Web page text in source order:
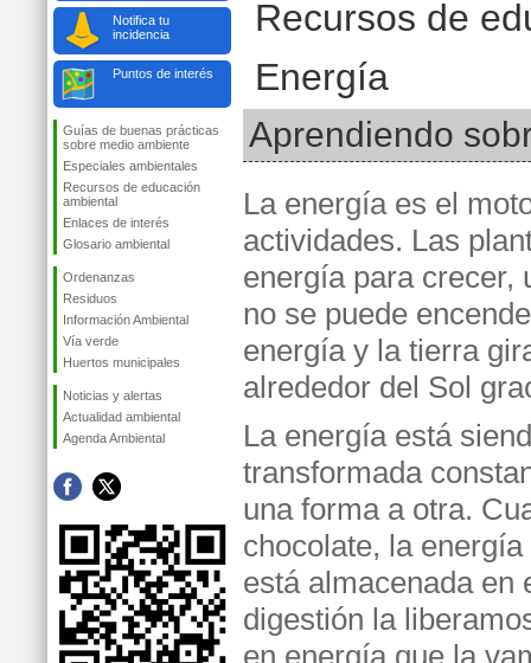
Notifica tu
incidencia
Puntos de interés
Guías de buenas prácticas
sobre medio ambiente
Especiales ambientales
Recursos de educación
ambiental
Enlaces de interés
Glosario ambiental
Ordenanzas
Residuos
Información Ambiental
Vía verde
Huertos municipales
Noticias y alertas
Actualidad ambiental
Agenda Ambiental
Recursos de
Energía
Aprendiendo
La energía es el
actividades. Las
energía para crecer,
no se puede
energía y la tierra
alrededor del Sol
La energía está
transformada
una forma a otra.
chocolate, la
está almacenada en
digestión la
en energía que la